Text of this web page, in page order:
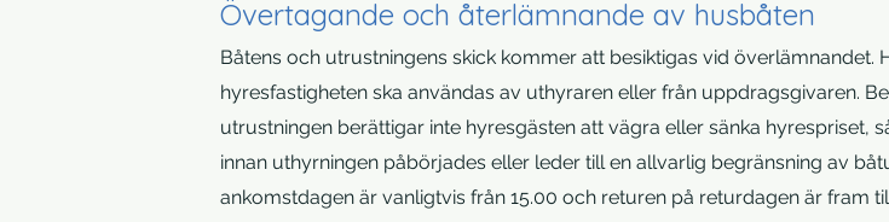
Övertagande och återlämnande av husbåten
Båtens och utrustningens skick kommer att besiktigas vid överlämnandet.
hyresfastigheten ska användas av uthyraren eller från uppdragsgivaren.
utrustningen berättigar inte hyresgästen att vägra eller sänka hyrespriset,
innan uthyrningen påbörjades eller leder till en allvarlig begränsning av
ankomstdagen är vanligtvis från 15.00 och returen på returdagen är fram